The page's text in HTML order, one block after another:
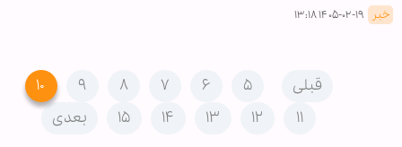
خبر ۱۴۰۵-۰۲-۱۹ ۱۳:۱۸
قبلی ۵ ۶ ۷ ۸ ۹
۱۰
۱۱
۱۲ ۱۳ ۱۴ ۱۵ بعدی